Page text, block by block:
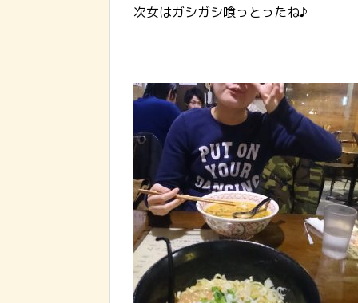
次女はガシガシ喰っとったね♪